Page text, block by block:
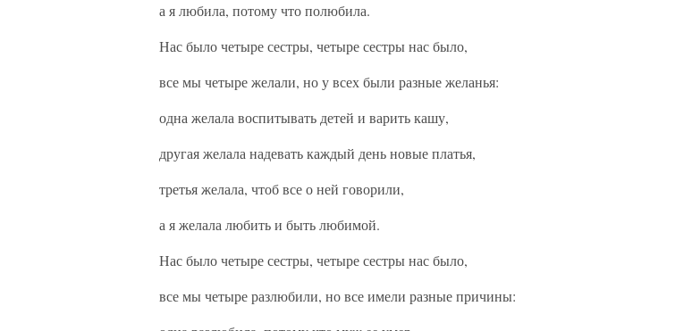
а я любила, потому что полюбила.
Нас было четыре сестры, четыре сестры нас было,
все мы четыре желали, но у всех были разные желанья:
одна желала воспитывать детей и варить кашу,
другая желала надевать каждый день новые платья,
третья желала, чтоб все о ней говорили,
а я желала любить и быть любимой.
Нас было четыре сестры, четыре сестры нас было,
все мы четыре разлюбили, но все имели разные причины: